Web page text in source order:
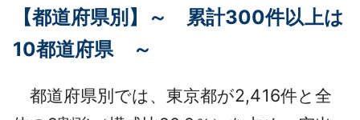
【都道府県別】～ 累計300件以上は
10都道府県 ～
都道府県別では、東京都が2,416件と全